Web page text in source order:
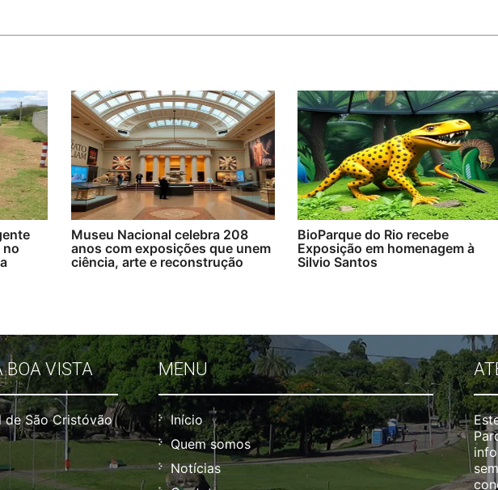
no
Museu Nacional celebra 208
anos com exposições que unem
ciência, arte e reconstrução
BioParque do Rio recebe
Exposição em homenagem à
Silvio Santos
BOA VISTA
de São Cristóvão
MENU
Início
Quem somos
Notícias